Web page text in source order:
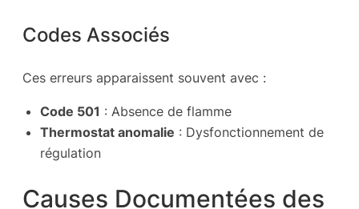
Codes Associés
Ces erreurs apparaissent souvent avec :
Code 501 : Absence de flamme
Thermostat anomalie : Dysfonctionnement de
régulation
Causes Documentées des